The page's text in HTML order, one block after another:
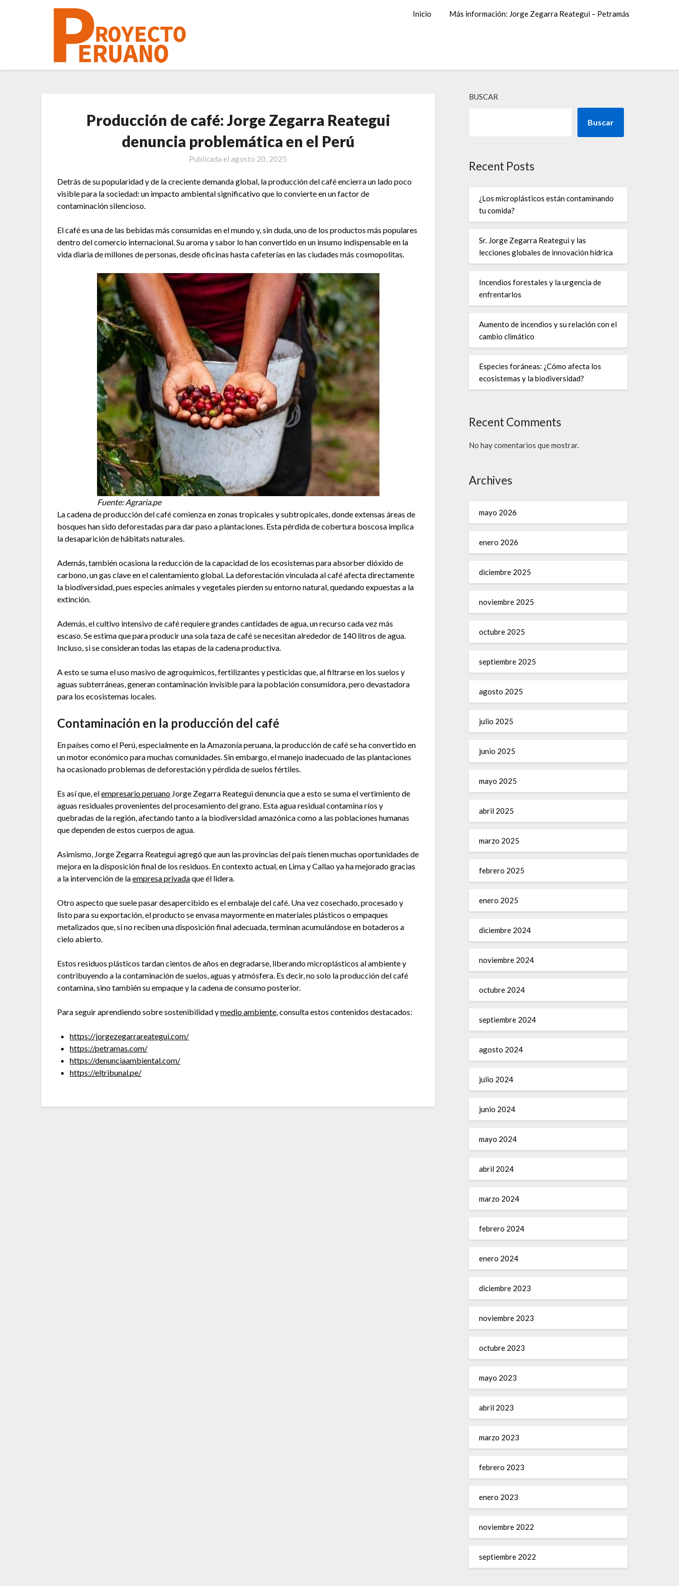
Inicio Más información: Jorge Zegarra Reategui – Petramás
Producción de café: Jorge Zegarra Reategui
denuncia problemática en el Perú
Publicada el agosto 20, 2025
Detrás de su popularidad y de la creciente demanda global, la producción del café encierra un lado poco
visible para la sociedad: un impacto ambiental significativo que lo convierte en un factor de
contaminación silencioso.
El café es una de las bebidas más consumidas en el mundo y, sin duda, uno de los productos más populares
dentro del comercio internacional. Su aroma y sabor lo han convertido en un insumo indispensable en la
vida diaria de millones de personas, desde oficinas hasta cafeterías en las ciudades más cosmopolitas.
Fuente: Agraria.pe
La cadena de producción del café comienza en zonas tropicales y subtropicales, donde extensas áreas de
bosques han sido deforestadas para dar paso a plantaciones. Esta pérdida de cobertura boscosa implica
la desaparición de hábitats naturales.
Además, también ocasiona la reducción de la capacidad de los ecosistemas para absorber dióxido de
carbono, un gas clave en el calentamiento global. La deforestación vinculada al café afecta directamente
la biodiversidad, pues especies animales y vegetales pierden su entorno natural, quedando expuestas a la
extinción.
Además, el cultivo intensivo de café requiere grandes cantidades de agua, un recurso cada vez más
escaso. Se estima que para producir una sola taza de café se necesitan alrededor de 140 litros de agua.
Incluso, si se consideran todas las etapas de la cadena productiva.
A esto se suma el uso masivo de agroquímicos, fertilizantes y pesticidas que, al filtrarse en los suelos y
aguas subterráneas, generan contaminación invisible para la población consumidora, pero devastadora
para los ecosistemas locales.
Contaminación en la producción del café
En países como el Perú, especialmente en la Amazonía peruana, la producción de café se ha convertido en
un motor económico para muchas comunidades. Sin embargo, el manejo inadecuado de las plantaciones
ha ocasionado problemas de deforestación y pérdida de suelos fértiles.
Es así que, elempresario peruano Jorge Zegarra Reategui denuncia que a esto se suma el vertimiento de
aguas residuales provenientes del procesamiento del grano. Esta agua residual contamina ríos y
quebradas de la región, afectando tanto a la biodiversidad amazónica como a las poblaciones humanas
que dependen de estos cuerpos de agua.
Asimismo, Jorge Zegarra Reategui agregó que aun las provincias del país tienen muchas oportunidades de
mejora en la disposición final de los residuos. En contexto actual, en Lima y Callao ya ha mejorado gracias
a la intervención de laempresa privadaque él lidera.
Otro aspecto que suele pasar desapercibido es el embalaje del café. Una vez cosechado, procesado y
listo para su exportación, el producto se envasa mayormente en materiales plásticos o empaques
metalizados que, si no reciben una disposición final adecuada, terminan acumulándose en botaderos a
cielo abierto.
Estos residuos plásticos tardan cientos de años en degradarse, liberando microplásticos al ambiente y
contribuyendo a la contaminación de suelos, aguas y atmósfera. Es decir, no solo la producción del café
contamina, sino también su empaque y la cadena de consumo posterior.
Para seguir aprendiendo sobre sostenibilidad ymedio ambiente, consulta estos contenidos destacados:
https://jorgezegarrareategui.com/
https://petramas.com/
https://denunciaambiental.com/
https://eltribunal.pe/
BUSCAR
Buscar
Recent Posts
¿Los microplásticos están contaminando
tu comida?
Sr. Jorge Zegarra Reategui y las
lecciones globales de innovación hídrica
Incendios forestales y la urgencia de
enfrentarlos
Aumento de incendios y su relación con el
cambio climático
Especies foráneas: ¿Cómo afecta los
ecosistemas y la biodiversidad?
Recent Comments
No hay comentarios que mostrar.
Archives
mayo 2026
enero 2026
diciembre 2025
noviembre 2025
octubre 2025
septiembre 2025
agosto 2025
julio 2025
junio 2025
mayo 2025
abril 2025
marzo 2025
febrero 2025
enero 2025
diciembre 2024
noviembre 2024
octubre 2024
septiembre 2024
agosto 2024
julio 2024
junio 2024
mayo 2024
abril 2024
marzo 2024
febrero 2024
enero 2024
diciembre 2023
noviembre 2023
octubre 2023
mayo 2023
abril 2023
marzo 2023
febrero 2023
enero 2023
noviembre 2022
septiembre 2022